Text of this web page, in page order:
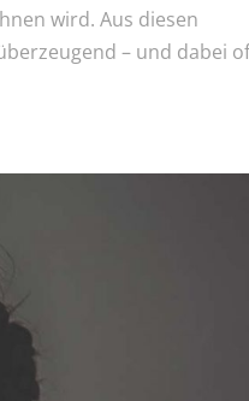
wird. Aus diesen
– und dabei